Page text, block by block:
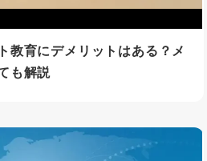
教育にデメリットはある？メ
も解説